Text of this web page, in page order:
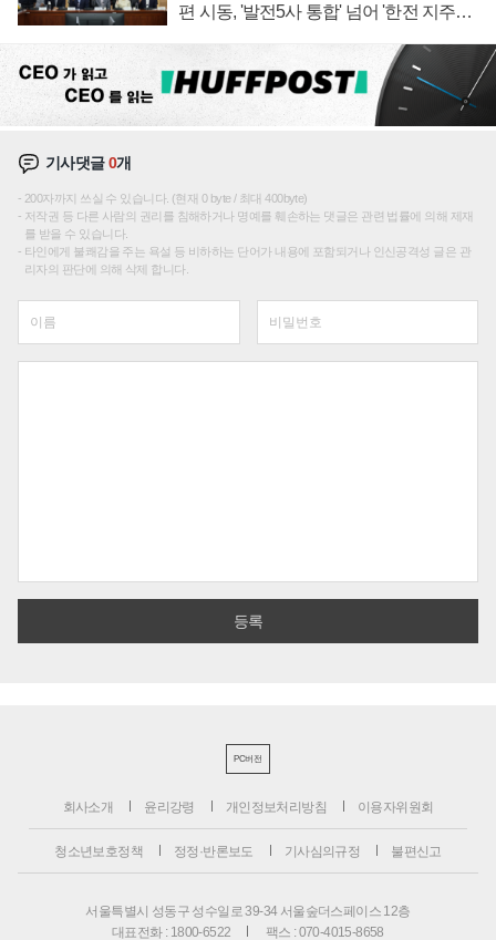
편 시동, '발전5사 통합' 넘어 '한전 지주사'
기사댓글0개
200자까지 쓰실 수 있습니다. (현재 0 byte / 최대 400byte)
저작권 등 다른 사람의 권리를 침해하거나 명예를 훼손하는 댓글은 관련 법률에 의해 제재
를 받을 수 있습니다.
타인에게 불쾌감을 주는 욕설 등 비하하는 단어가 내용에 포함되거나 인신공격성 글은 관
리자의 판단에 의해 삭제 합니다.
PC버전
회사소개 윤리강령 개인정보처리방침 이용자위원회
청소년보호정책 정정·반론보도 기사심의규정 불편신고
서울특별시 성동구 성수일로 39-34 서울숲더스페이스 12층
대표전화 : 1800-6522
팩스 : 070-4015-8658